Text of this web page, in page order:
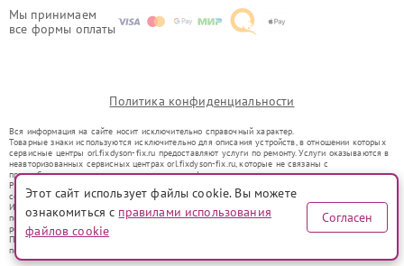
Мы принимаем
все формы оплаты
Политика конфиденциальности
Вся информация на сайте носит исключительно справочный характер.
Товарные знаки используются исключительно для описания устройств, в отношении которых
сервисные центры orl.fixdyson-fix.ru предоставляют услуги по ремонту. Услуги оказываются в
неавторизованных сервисных центрах orl.fixdyson-fix.ru, которые не связаны с
правообладателями товарных знаков или их официальными представителями.
Ремонт осуществляется для устройств, уже введенных в гражданский оборот в соответствии
со статьей 1487 ГК РФ.
Использование товарных знаков не преследует цели индивидуализации услуг или введения
потребителей в заблуждение, а служит для информирования о предоставляемых услугах по
ремонту техники указанных брендов.
Представленная на сайте информация не является публичной офертой, определяемой
положениями Статьи 437(2) Гражданского кодекса РФ
Этот сайт использует файлы cookie. Вы можете
ознакомиться с правилами использования
файлов cookie
Согласен